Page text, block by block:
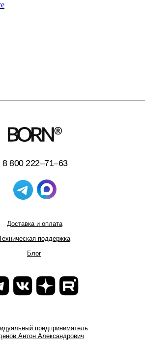
предприниматель
Антон Александрович
8 800 222–71–63
Блог
Доставка и оплата
поддержка